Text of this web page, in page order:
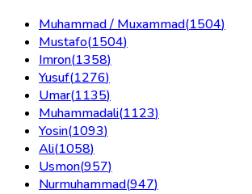
Muhammad / Muxammad(1504)
Mustafo(1504)
Imron(1358)
Yusuf(1276)
Umar(1135)
Muhammadali(1123)
Yosin(1093)
Ali(1058)
Usmon(957)
Nurmuhammad(947)